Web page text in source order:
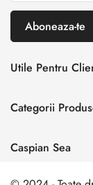
Aboneaza-te
Utile Pentru
Creaza cont
Autentificare cont
Categorii
Incaltaminte Dama
Incaltaminte
Caspian Sea